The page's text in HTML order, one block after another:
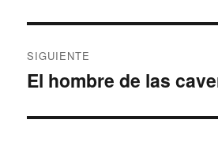
SIGUIENTE
Entrada
El hombre de las